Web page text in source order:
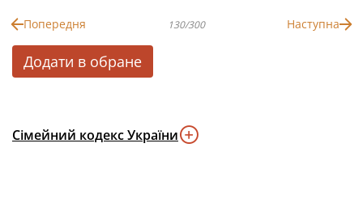
Попередня 130/300 Наступна
Додати в обране
Сімейний кодекс України